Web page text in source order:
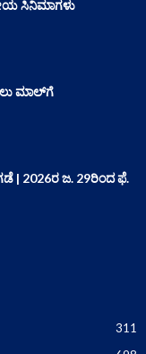
ಸಿನಿಮಾಗಳು
ಮಾಲ್‌ಗೆ
| 2026ರ ಜ. 29ರಿಂದ ಫೆ.
311